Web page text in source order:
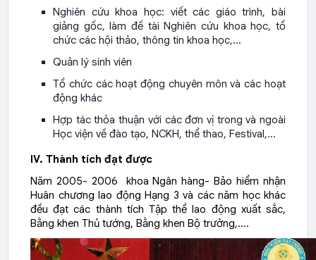
Nghiên cứu khoa học: viết các giáo trình, bài
giảng gốc, làm đề tài Nghiên cứu khoa học, tổ
chức các hội thảo, thông tin khoa học,…
Quản lý sinh viên
Tổ chức các hoạt động chuyên môn và các hoạt
động khác
Hợp tác thỏa thuận với các đơn vị trong và ngoài
Học viện về đào tạo, NCKH, thể thao, Festival,…
IV. Thành tích đạt được
Năm 2005- 2006 khoa Ngân hàng- Bảo hiểm nhận
Huân chương lao động Hạng 3 và các năm học khác
đều đạt các thành tích Tập thể lao động xuất sắc,
Bằng khen Thủ tướng, Bằng khen Bộ trưởng,….